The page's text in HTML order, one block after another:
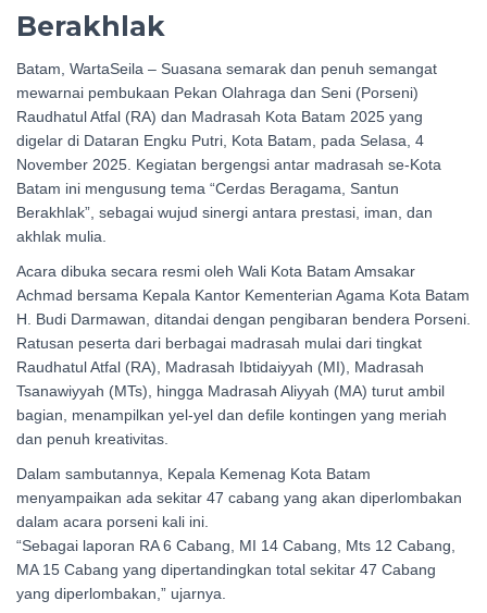
Berakhlak
Batam, WartaSeila – Suasana semarak dan penuh semangat
mewarnai pembukaan Pekan Olahraga dan Seni (Porseni)
Raudhatul Atfal (RA) dan Madrasah Kota Batam 2025 yang
digelar di Dataran Engku Putri, Kota Batam, pada Selasa, 4
November 2025. Kegiatan bergengsi antar madrasah se-Kota
Batam ini mengusung tema “Cerdas Beragama, Santun
Berakhlak”, sebagai wujud sinergi antara prestasi, iman, dan
akhlak mulia.
Acara dibuka secara resmi oleh Wali Kota Batam Amsakar
Achmad bersama Kepala Kantor Kementerian Agama Kota Batam
H. Budi Darmawan, ditandai dengan pengibaran bendera Porseni.
Ratusan peserta dari berbagai madrasah mulai dari tingkat
Raudhatul Atfal (RA), Madrasah Ibtidaiyyah (MI), Madrasah
Tsanawiyyah (MTs), hingga Madrasah Aliyyah (MA) turut ambil
bagian, menampilkan yel-yel dan defile kontingen yang meriah
dan penuh kreativitas.
Dalam sambutannya, Kepala Kemenag Kota Batam
menyampaikan ada sekitar 47 cabang yang akan diperlombakan
dalam acara porseni kali ini.
“Sebagai laporan RA 6 Cabang, MI 14 Cabang, Mts 12 Cabang,
MA 15 Cabang yang dipertandingkan total sekitar 47 Cabang
yang diperlombakan,” ujarnya.